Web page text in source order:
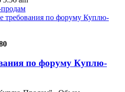
требования по форуму Куплю-
по форуму Куплю-